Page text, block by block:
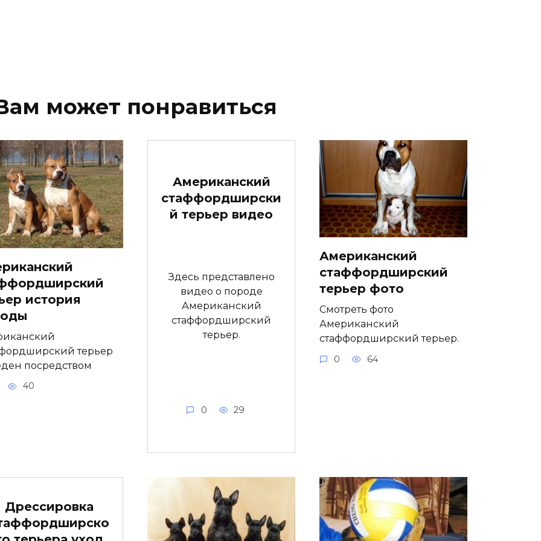
может понравиться
история
терьер
посредством
40
Американский
стаффордширски
й терьер видео
Здесь представлено
видео о породе
Американский
стаффордширский
терьер.
0 29
Американский
стаффордширский
терьер фото
Смотреть фото
Американский
стаффордширский терьер.
0 64
Дрессировка